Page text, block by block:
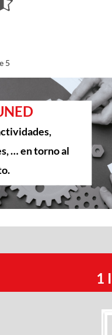
5
… en torno al
1